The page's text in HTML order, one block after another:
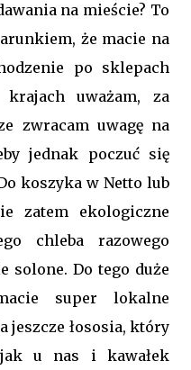
na mieście? To
że macie na
po sklepach
uważam, za
zwracam uwagę na
jednak poczuć się
koszyka w Netto lub
zatem ekologiczne
chleba razowego
solone. Do tego duże
super lokalne
jeszcze łososia, który
u nas i kawałek